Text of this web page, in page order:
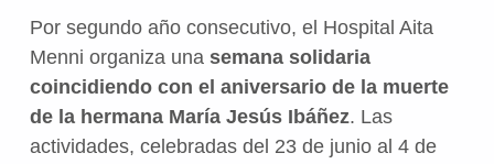
Por segundo año consecutivo, el Hospital Aita
Menni organiza una semana solidaria
coincidiendo con el aniversario de la muerte
de la hermana María Jesús Ibáñez. Las
actividades, celebradas del 23 de junio al 4 de